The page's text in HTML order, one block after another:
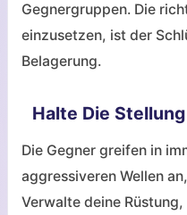
Gegnergruppen. Die
einzusetzen, ist der
Belagerung.
Halte Die Stellung
Die Gegner greifen in
aggressiveren Wellen
Verwalte deine